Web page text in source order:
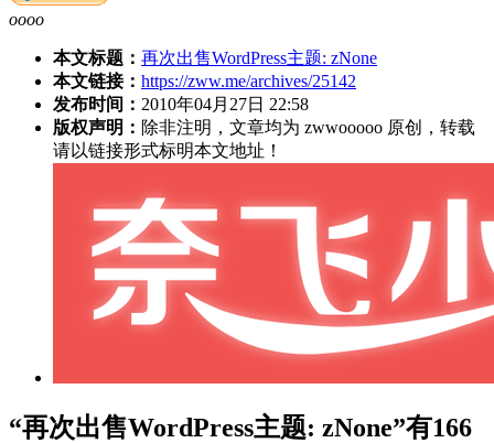
oooo
本文标题： 再次出售WordPress主题: zNone
本文链接： https://zww.me/archives/25142
发布时间： 2010年04月27日 22:58
版权声明： 除非注明，文章均为 zwwooooo 原创，转载
请以链接形式标明本文地址！
“再次出售WordPress主题: zNone”有166